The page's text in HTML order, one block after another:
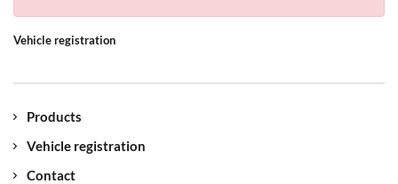
Vehicle registration
Products
Vehicle registration
Contact